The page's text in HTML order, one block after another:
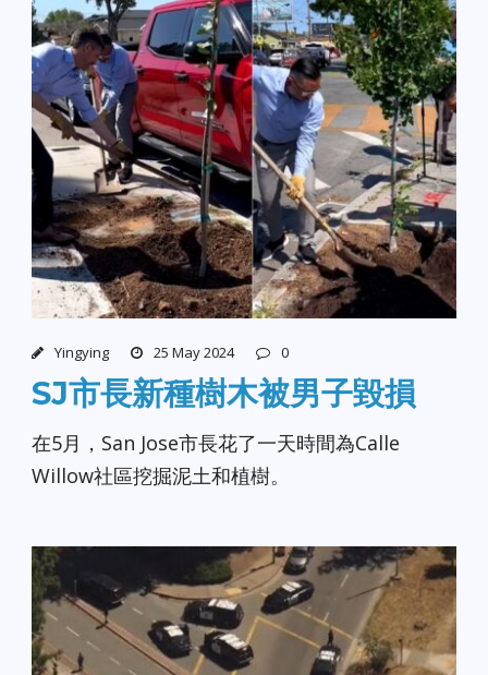
Yingying 25 May 2024 0
SJ市長新種樹木被男子毀損
在5月，San Jose市長花了一天時間為Calle
Willow社區挖掘泥土和植樹。